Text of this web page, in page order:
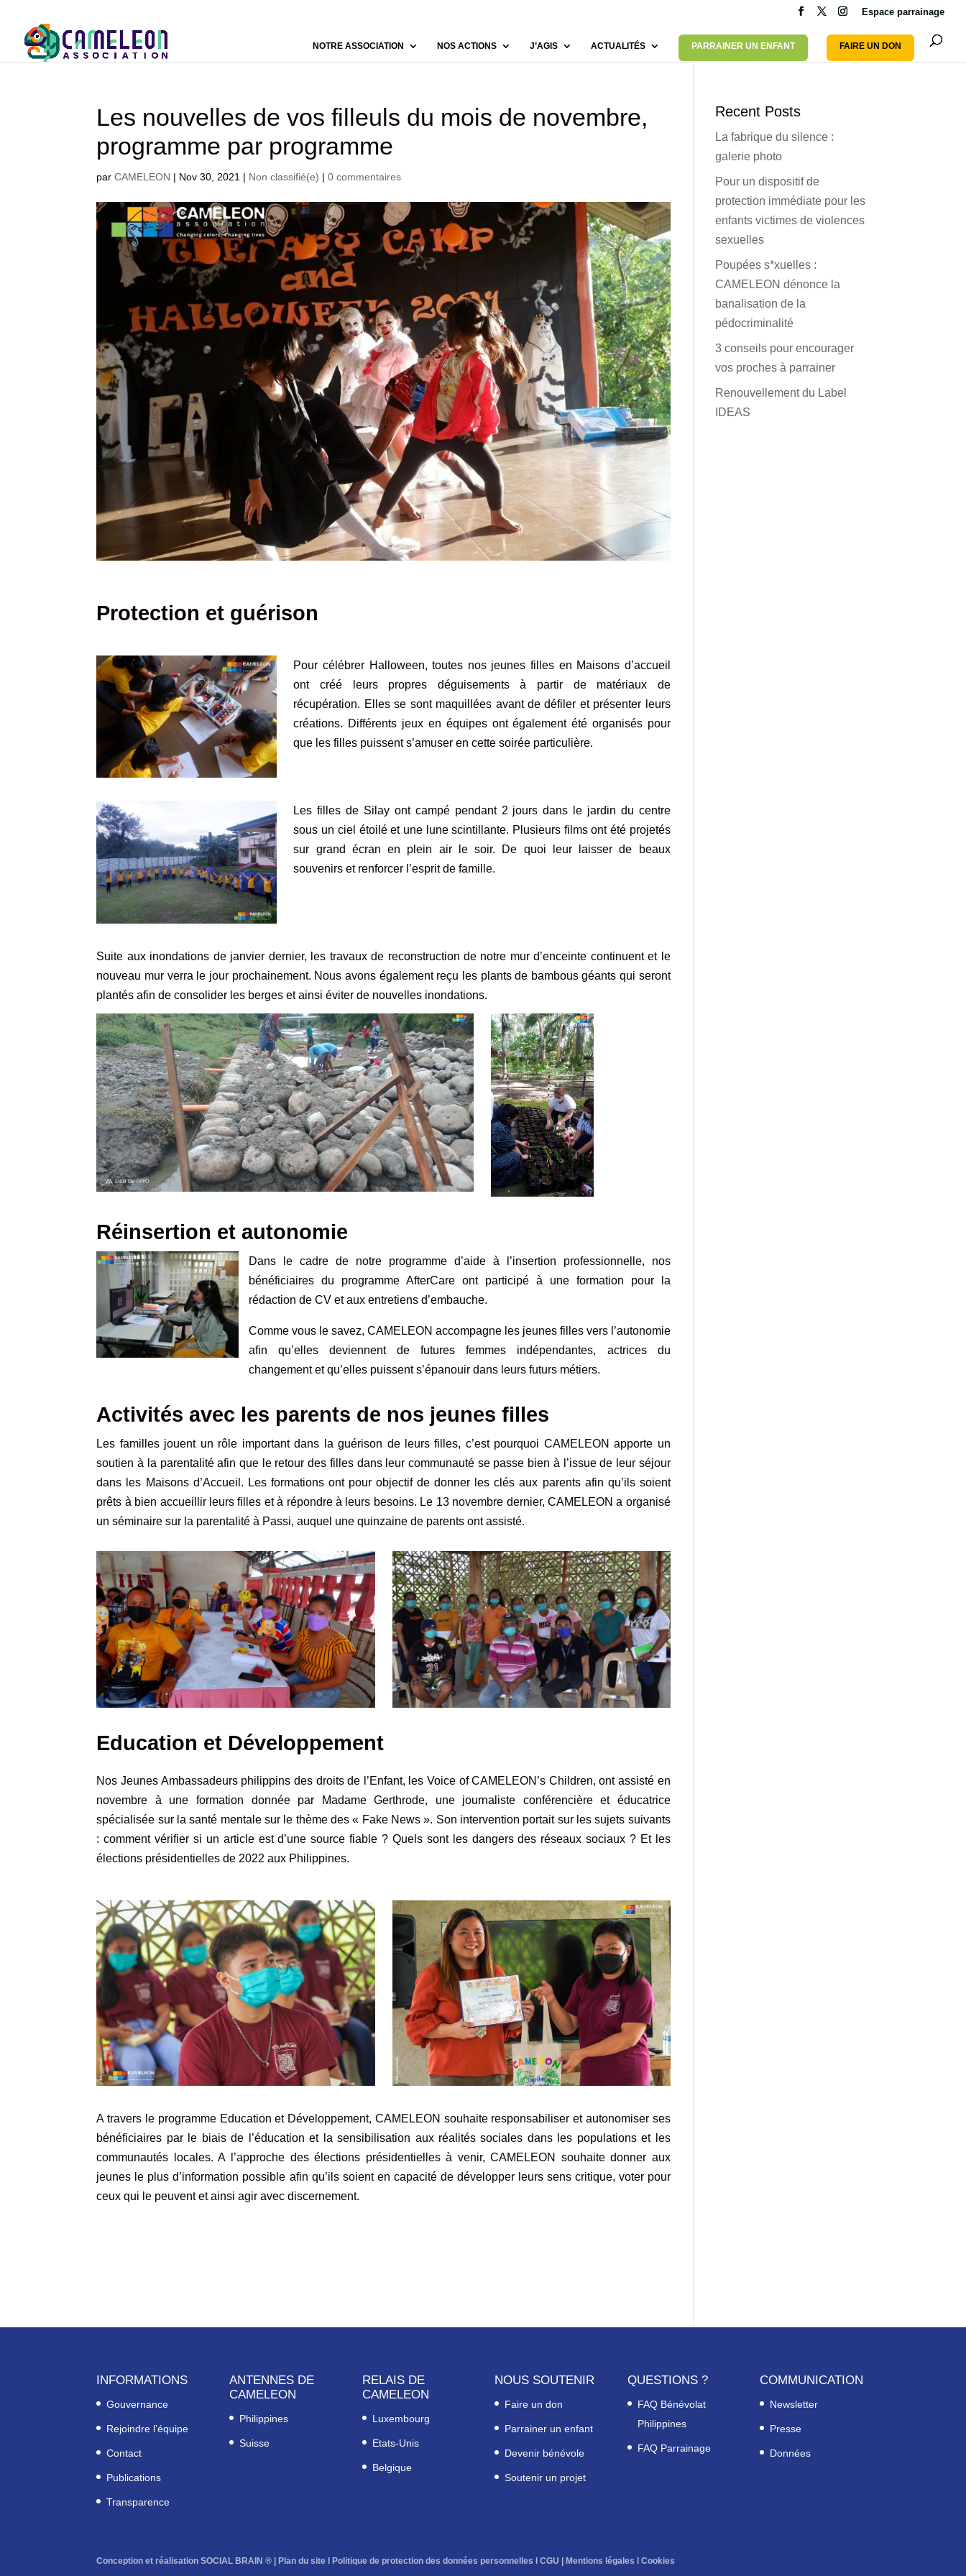
Espace parrainage
NOTRE ASSOCIATION NOS ACTIONS J’AGIS ACTUALITÉS PARRAINER UN ENFANT FAIRE UN DON
Les nouvelles de vos filleuls du mois de novembre,
programme par programme
parCAMELEON | Nov 30, 2021 | Non classifié(e) |0 commentaires
Protection et guérison
Pour célébrer Halloween, toutes nos jeunes filles en Maisons d’accueil
ont créé leurs propres déguisements à partir de matériaux de
récupération. Elles se sont maquillées avant de défiler et présenter leurs
créations. Différents jeux en équipes ont également été organisés pour
que les filles puissent s’amuser en cette soirée particulière.
Les filles de Silay ont campé pendant 2 jours dans le jardin du centre
sous un ciel étoilé et une lune scintillante. Plusieurs films ont été projetés
sur grand écran en plein air le soir. De quoi leur laisser de beaux
souvenirs et renforcer l’esprit de famille.
Suite aux inondations de janvier dernier, les travaux de reconstruction de notre mur d’enceinte continuent et le
nouveau mur verra le jour prochainement. Nous avons également reçu les plants de bambous géants qui seront
plantés afin de consolider les berges et ainsi éviter de nouvelles inondations.
Réinsertion et autonomie
Dans le cadre de notre programme d’aide à l’insertion professionnelle, nos
bénéficiaires du programme AfterCare ont participé à une formation pour la
rédaction de CV et aux entretiens d’embauche.
Comme vous le savez, CAMELEON accompagne les jeunes filles vers l’autonomie
afin qu’elles deviennent de futures femmes indépendantes, actrices du
changement et qu’elles puissent s’épanouir dans leurs futurs métiers.
Activités avec les parents de nos jeunes filles
Les familles jouent un rôle important dans la guérison de leurs filles, c’est pourquoi CAMELEON apporte un
soutien à la parentalité afin que le retour des filles dans leur communauté se passe bien à l’issue de leur séjour
dans les Maisons d’Accueil. Les formations ont pour objectif de donner les clés aux parents afin qu’ils soient
prêts à bien accueillir leurs filles et à répondre à leurs besoins. Le 13 novembre dernier, CAMELEON a organisé
un séminaire sur la parentalité à Passi, auquel une quinzaine de parents ont assisté.
Education et Développement
Nos Jeunes Ambassadeurs philippins des droits de l’Enfant, les Voice of CAMELEON’s Children, ont assisté en
novembre à une formation donnée par Madame Gerthrode, une journaliste conférencière et éducatrice
spécialisée sur la santé mentale sur le thème des « Fake News ». Son intervention portait sur les sujets suivants
: comment vérifier si un article est d’une source fiable ? Quels sont les dangers des réseaux sociaux ? Et les
élections présidentielles de 2022 aux Philippines.
A travers le programme Education et Développement, CAMELEON souhaite responsabiliser et autonomiser ses
bénéficiaires par le biais de l’éducation et la sensibilisation aux réalités sociales dans les populations et les
communautés locales. A l’approche des élections présidentielles à venir, CAMELEON souhaite donner aux
jeunes le plus d’information possible afin qu’ils soient en capacité de développer leurs sens critique, voter pour
ceux qui le peuvent et ainsi agir avec discernement.
Recent Posts
La fabrique du silence :
galerie photo
Pour un dispositif de
protection immédiate pour les
enfants victimes de violences
sexuelles
Poupées s*xuelles :
CAMELEON dénonce la
banalisation de la
pédocriminalité
3 conseils pour encourager
vos proches à parrainer
Renouvellement du Label
IDEAS
INFORMATIONS
Gouvernance
Rejoindre l’équipe
Contact
Publications
Transparence
ANTENNES DE
CAMELEON
Philippines
Suisse
RELAIS DE
CAMELEON
Luxembourg
Etats-Unis
Belgique
NOUS SOUTENIR
Faire un don
Parrainer un enfant
Devenir bénévole
Soutenir un projet
QUESTIONS ?
FAQ Bénévolat
Philippines
FAQ Parrainage
COMMUNICATION
Newsletter
Presse
Données
Conception et réalisation SOCIAL BRAIN ® |Plan du site lPolitique de protection des données personnelles lCGU |Mentions légales lCookies